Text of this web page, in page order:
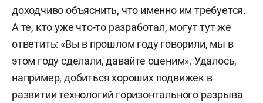
доходчиво объяснить, что именно им требуется.
А те, кто уже что-то разработал, могут тут же
ответить: «Вы в прошлом году говорили, мы в
этом году сделали, давайте оценим». Удалось,
например, добиться хороших подвижек в
развитии технологий горизонтального разрыва